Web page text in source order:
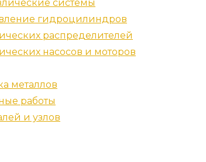
системы
гидроцилиндров
распределителей
насосов и моторов
металлов
работы
и узлов